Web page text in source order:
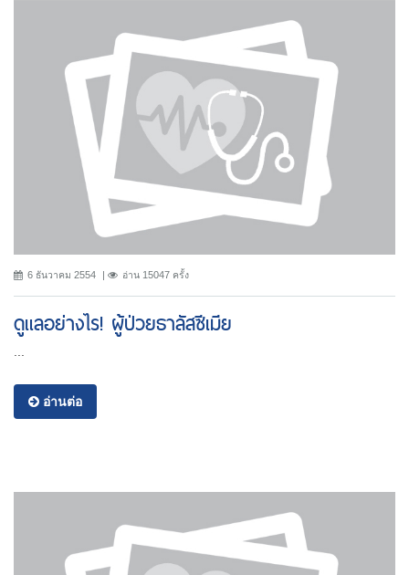
6 ธันวาคม 2554 อ่าน 15047 ครั้ง
ดูแลอย่างไร! ผู้ป่วยธาลัสซีเมีย
อ่านต่อ